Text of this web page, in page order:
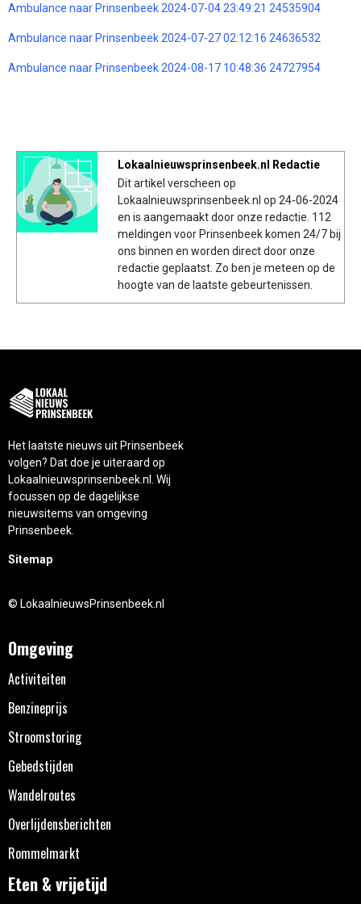
Ambulance naar Prinsenbeek 2024-07-04 23:49:21 24535904
Ambulance naar Prinsenbeek 2024-07-27 02:12:16 24636532
Ambulance naar Prinsenbeek 2024-08-17 10:48:36 24727954
Lokaalnieuwsprinsenbeek.nl Redactie
Dit artikel verscheen op
Lokaalnieuwsprinsenbeek.nl op 24-06-2024
en is aangemaakt door onze redactie. 112
meldingen voor Prinsenbeek komen 24/7 bij
ons binnen en worden direct door onze
redactie geplaatst. Zo ben je meteen op de
hoogte van de laatste gebeurtenissen.
Het laatste nieuws uit Prinsenbeek
volgen? Dat doe je uiteraard op
Lokaalnieuwsprinsenbeek.nl. Wij
focussen op de dagelijkse
nieuwsitems van omgeving
Prinsenbeek.
Sitemap
© LokaalnieuwsPrinsenbeek.nl
Omgeving
Activiteiten
Benzineprijs
Stroomstoring
Gebedstijden
Wandelroutes
Overlijdensberichten
Rommelmarkt
Eten & vrijetijd